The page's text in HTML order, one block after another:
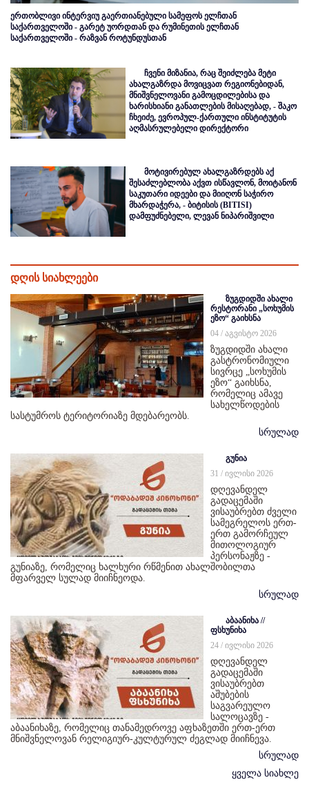
ერთობლივი ინტერვიუ გაერთიანებული სამეფოს ელჩთან
საქართველოში - გარეტ უორდთან და რუმინეთის ელჩთან
საქართველოში - რაზვან როტუნდუსთან
ჩვენი მიზანია, რაც შეიძლება მეტი
ახალგაზრდა მოვიცვათ რეგიონებიდან,
მნიშვნელოვანი გამოცდილებისა და
ხარისხიანი განათლების მისაღებად, - შაკო
ჩხეიძე, ევროპულ-ქართული ინსტიტუტის
აღმასრულებელი დირექტორი
მოტივირებულ ახალგაზრდებს აქ
შესაძლებლობა აქვთ ისწავლონ, მოიტანონ
საკუთარი იდეები და მიიღონ საჭირო
მხარდაჭერა, - ბიტისის (BITISI)
დამფუძნებელი, ლევან ნიპარიშვილი
დღის სიახლეები
ზუგდიდში ახალი
რესტორანი „სოხუმის
ეზო“ გაიხსნა
04 / აგვისტო 2026
ზუგდიდში ახალი
გასტრონომიული
სივრცე „სოხუმის
ეზო“ გაიხსნა,
რომელიც ამავე
სახელწოდების
სასტუმროს ტერიტორიაზე მდებარეობს.
სრულად
გუნია
31 / ივლისი 2026
დღევანდელ
გადაცემაში
ვისაუბრებთ ძველი
სამეგრელოს ერთ-
ერთ გამორჩეულ
მითოლოგიურ
პერსონაჟზე -
გუნიაზე, რომელიც ხალხური რწმენით ახალშობილთა
მფარველ სულად მიიჩნეოდა.
სრულად
აბაანიხა //
ფსხუნიხა
24 / ივლისი 2026
დღევანდელ
გადაცემაში
ვისაუბრებთ
აშუბების
საგვარეულო
სალოცავზე -
აბაანიხაზე, რომელიც თანამედროვე აფხაზეთში ერთ-ერთ
მნიშვნელოვან რელიგიურ-კულტურულ ძეგლად მიიჩნევა.
სრულად
ყველა სიახლე